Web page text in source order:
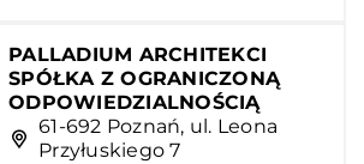
PALLADIUM ARCHITEKCI
SPÓŁKA Z OGRANICZONĄ
ODPOWIEDZIALNOŚCIĄ
61-692 Poznań, ul. Leona
Przyłuskiego 7